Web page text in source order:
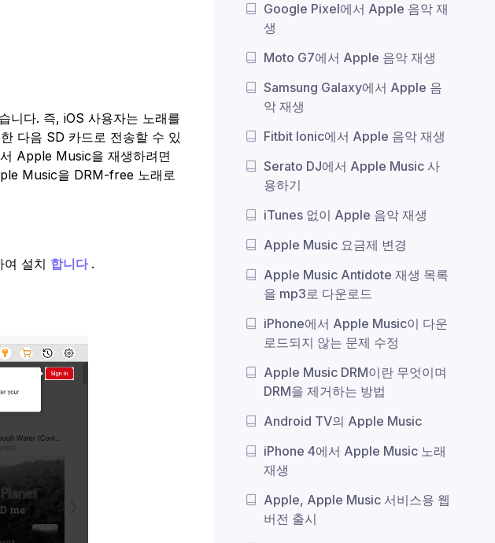
니다. 즉, iOS 사용자는 노래를
다음 SD 카드로 전송할 수 있
Apple Music을 재생하려면
Music을 DRM-free 노래로
여 설치 합니다 .
Google Pixel에서 Apple 음악 재
생
Moto G7에서 Apple 음악 재생
Samsung Galaxy에서 Apple 음
악 재생
Fitbit Ionic에서 Apple 음악 재생
Serato DJ에서 Apple Music 사
용하기
iTunes 없이 Apple 음악 재생
Apple Music 요금제 변경
Apple Music Antidote 재생 목록
을 mp3로 다운로드
iPhone에서 Apple Music이 다운
로드되지 않는 문제 수정
Apple Music DRM이란 무엇이며
DRM을 제거하는 방법
Android TV의 Apple Music
iPhone 4에서 Apple Music 노래
재생
Apple, Apple Music 서비스용 웹
버전 출시